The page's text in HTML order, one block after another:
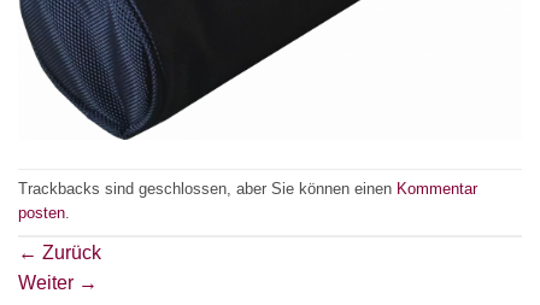
Trackbacks sind geschlossen, aber Sie können einen Kommentar
posten
← Zurück
Weiter →